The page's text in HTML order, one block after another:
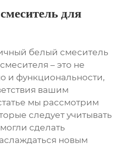
для
белый смеситель
– это не
и функциональности,
вашим
мы рассмотрим
следует учитывать
сделать
новым